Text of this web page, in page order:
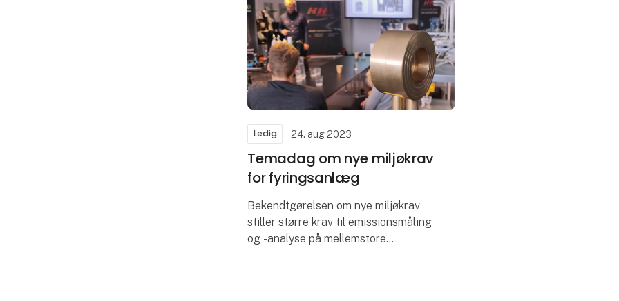
Ledig 24. aug 2023
Temadag om nye miljøkrav
for fyringsanlæg
Bekendtgørelsen om nye miljøkrav
stiller større krav til emissionsmåling
og -analyse på mellemstore